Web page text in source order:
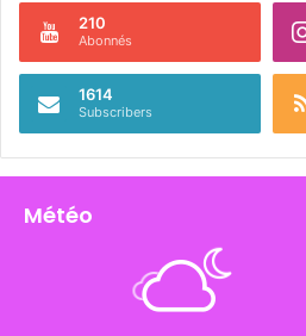
210
Abonnés
1614
Subscribers
Météo